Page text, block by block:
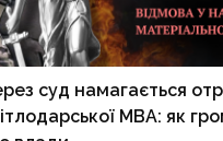
суд намагається
МВА: як